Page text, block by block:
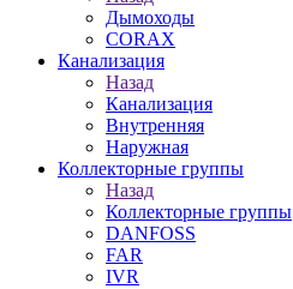
Дымоходы
CORAX
Канализация
Назад
Канализация
Внутренняя
Наружная
Коллекторные группы
Назад
Коллекторные группы
DANFOSS
FAR
IVR